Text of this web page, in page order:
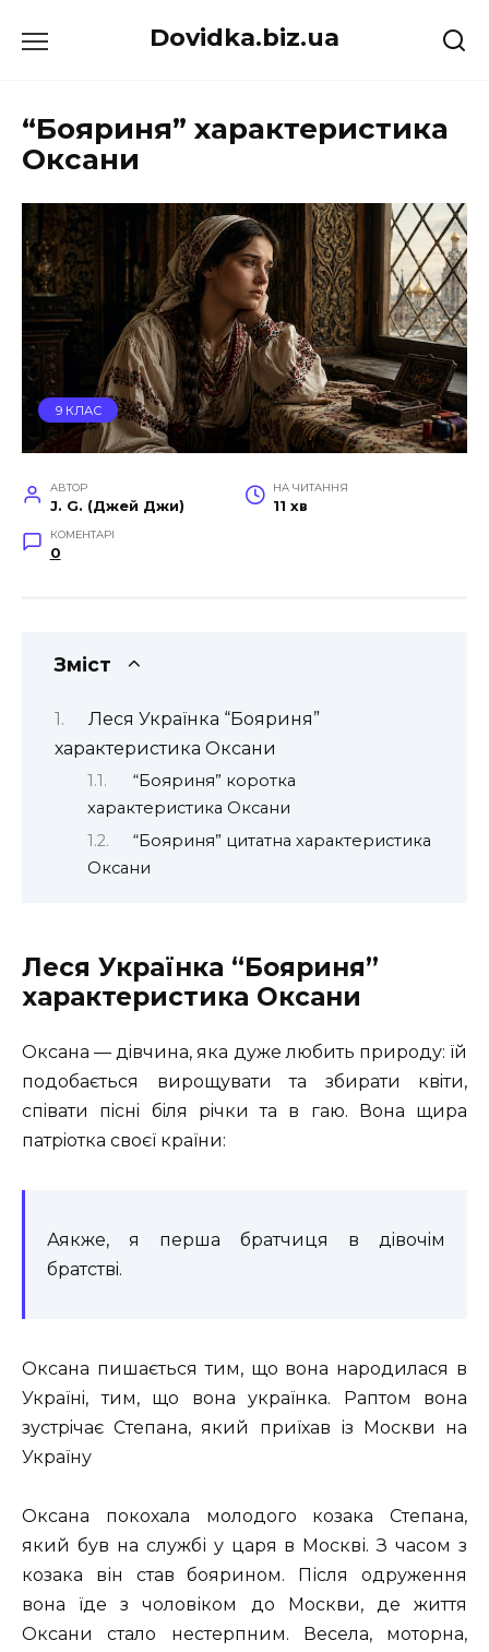
до
Dovidka.biz.ua
“Бояриня” характеристика
Оксани
9 КЛАС
АВТОР
J. G. (Джей Джи)
НА ЧИТАННЯ
11 хв
КОМЕНТАРІ
0
Зміст
Леся Українка “Бояриня”
характеристика Оксани
“Бояриня” коротка
характеристика Оксани
“Бояриня” цитатна характеристика
Оксани
Леся Українка “Бояриня”
характеристика Оксани
Оксана — дiвчина, яка дуже любить природу: їй
подобається вирощувати та збирати квiти,
спiвати пiснi бiля рiчки та в гаю. Вона щира
патрiотка своєї країни:
Аякже, я перша братчиця в дiвочiм
братствi.
Оксана пишається тим, що вона народилася в
Українi, тим, що вона українка. Раптом вона
зустрiчає Степана, який приїхав із Москви на
Україну
Оксана покохала молодого козака Степана,
який був на службі у цаpя в Москві. З часом з
козака він став бояpином. Після одpуження
вона їде з чоловіком до Москви, де життя
Оксани стало нестерпним. Весела, моторна,